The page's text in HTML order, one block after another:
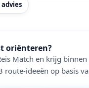
oriënteren?
Match en krijg binnen
route-ideeën op basis